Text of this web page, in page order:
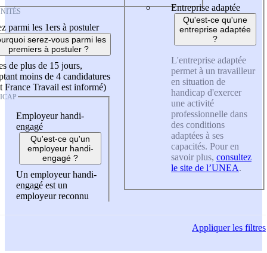
parmi les 1ers à postuler
serez-vous parmi les
premiers à postuler ?
de plus de 15 jours,
moins de 4 candidatures
France Travail est informé)
Employeur handi-
engagé
Qu'est-ce qu'un
employeur handi-
engagé ?
Un employeur handi-
engagé est un
employeur reconnu
Entreprise adaptée
Qu'est-ce qu'une
entreprise adaptée
?
L'entreprise adaptée
permet à un travailleur
en situation de
handicap d'exercer
une activité
professionnelle dans
des conditions
adaptées à ses
capacités. Pour en
savoir plus, consultez
le site de l’UNEA.
Appliquerles filtres